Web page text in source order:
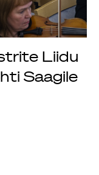
Liidu
Saagile